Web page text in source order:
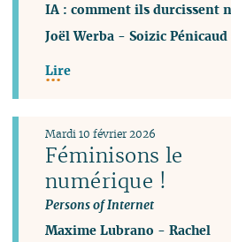
IA : comment ils durcissent
Joël Werba -Soizic Pénicaud
Lire
Féminisons le
numérique !
Persons of Internet
Mardi 10 février 2026
Maxime Lubrano -Rachel